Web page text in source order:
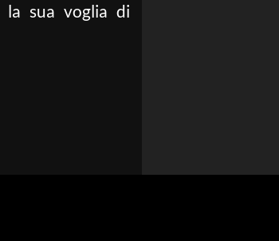
la sua voglia di